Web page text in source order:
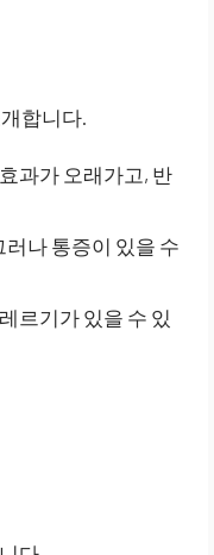
합니다.
과가 오래가고, 반
나 통증이 있을 수
르기가 있을 수 있